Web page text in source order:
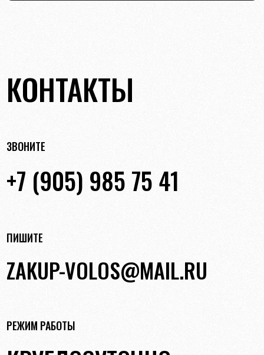
КОНТАКТЫ
ЗВОНИТЕ
+7 (905) 985 75 41
ПИШИТЕ
ZAKUP-VOLOS@MAIL.RU
РЕЖИМ РАБОТЫ